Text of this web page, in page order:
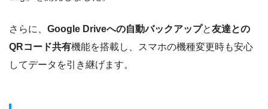
さらに、 Google Driveへの自動バックアップと友達との
QRコード共有機能を搭載し、スマホの機種変更時も安心
してデータを引き継げます。